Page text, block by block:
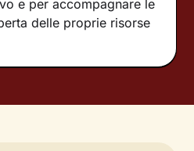
e per accompagnare le
delle proprie risorse